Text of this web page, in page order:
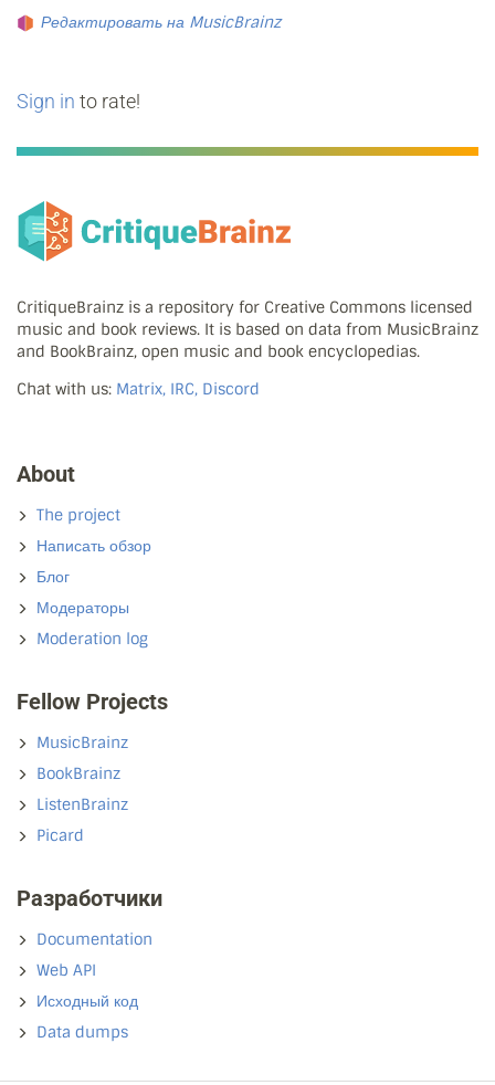
Редактировать на MusicBrainz
Sign in to rate!
CritiqueBrainz is a repository for Creative Commons licensed
music and book reviews. It is based on data from MusicBrainz
and BookBrainz, open music and book encyclopedias.
Chat with us: Matrix, IRC, Discord
About
The project
Написать обзор
Блог
Модераторы
Moderation log
Fellow Projects
MusicBrainz
BookBrainz
ListenBrainz
Picard
Разработчики
Documentation
Web API
Исходный код
Data dumps